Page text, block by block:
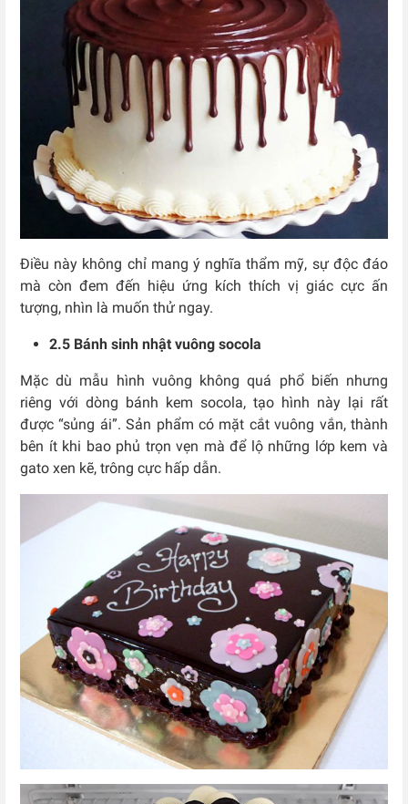
Điều này không chỉ mang ý nghĩa thẩm mỹ, sự độc đáo
mà còn đem đến hiệu ứng kích thích vị giác cực ấn
tượng, nhìn là muốn thử ngay.
2.5 Bánh sinh nhật vuông socola
Mặc dù mẫu hình vuông không quá phổ biến nhưng
riêng với dòng bánh kem socola, tạo hình này lại rất
được “sủng ái”. Sản phẩm có mặt cắt vuông vắn, thành
bên ít khi bao phủ trọn vẹn mà để lộ những lớp kem và
gato xen kẽ, trông cực hấp dẫn.